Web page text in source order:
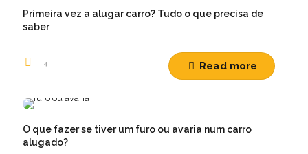
Primeira vez a alugar carro? Tudo o que precisa de
saber
4 Read more
O que fazer se tiver um furo ou avaria num carro
alugado?